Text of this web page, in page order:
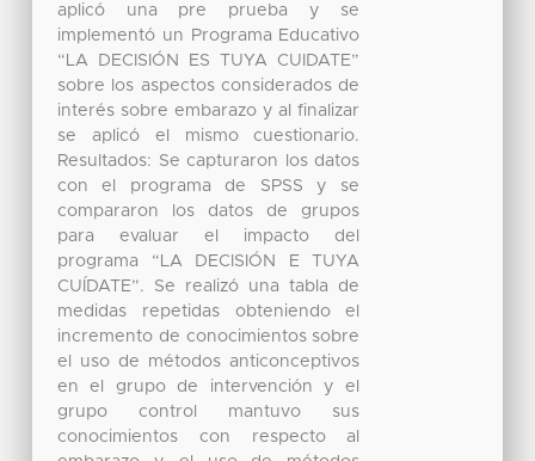
aplicó una pre prueba y se
implementó un Programa Educativo
“LA DECISIÓN ES TUYA CUIDATE”
sobre los aspectos considerados de
interés sobre embarazo y al finalizar
se aplicó el mismo cuestionario.
Resultados: Se capturaron los datos
con el programa de SPSS y se
compararon los datos de grupos
para evaluar el impacto del
programa “LA DECISIÓN E TUYA
CUÍDATE”. Se realizó una tabla de
medidas repetidas obteniendo el
incremento de conocimientos sobre
el uso de métodos anticonceptivos
en el grupo de intervención y el
grupo control mantuvo sus
conocimientos con respecto al